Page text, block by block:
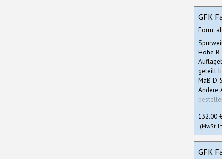
GFK
Form:
Höhe B
geteilt
Maß D
Andere
132.00 €
(MwSt.
GFK